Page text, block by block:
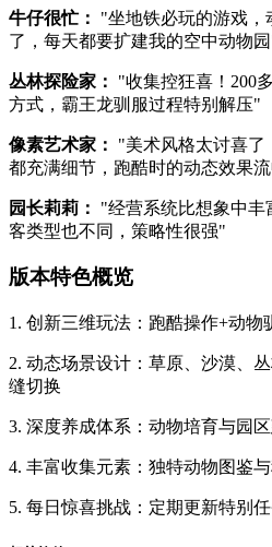
牛仔很忙：
"坐地铁必玩的游戏，
了，每天都要扩建我的空中动物
丛林探险家：
"收集控狂喜！200
方式，霸王龙驯服过程特别解压"
像素艺术家：
"美术风格太讨喜了
都充满细节，跑酷时的动态效果
园长莉莉：
"经营系统比想象中丰
客类型也不同，策略性很强"
版本特色概览
1. 创新三维玩法：跑酷操作+动物
2. 动态场景设计：草原、沙漠、
缝切换
3. 深度养成体系：动物培育与园
4. 丰富收集元素：独特动物图鉴
5. 每日惊喜挑战：定期更新特别